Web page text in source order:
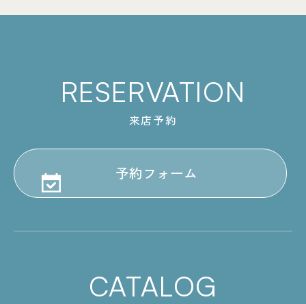
RESERVATION
来店予約
予約フォーム
CATALOG